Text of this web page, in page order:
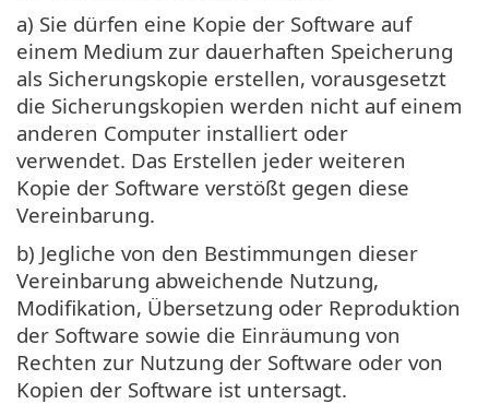
a) Sie dürfen eine Kopie der Software auf
einem Medium zur dauerhaften Speicherung
als Sicherungskopie erstellen, vorausgesetzt
die Sicherungskopien werden nicht auf einem
anderen Computer installiert oder
verwendet. Das Erstellen jeder weiteren
Kopie der Software verstößt gegen diese
Vereinbarung.
b) Jegliche von den Bestimmungen dieser
Vereinbarung abweichende Nutzung,
Modifikation, Übersetzung oder Reproduktion
der Software sowie die Einräumung von
Rechten zur Nutzung der Software oder von
Kopien der Software ist untersagt.